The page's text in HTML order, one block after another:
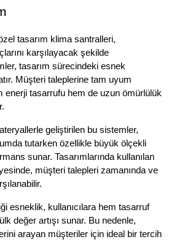
tasarım klima santralleri,
karşılayacak şekilde
tasarım sürecindeki esnek
Müşteri taleplerine tam uyum
enerji tasarrufu hem de uzun ömürlülük
geliştirilen bu sistemler,
tutarken özellikle büyük ölçekli
sunar. Tasarımlarında kullanılan
müşteri talepleri zamanında ve
esneklik, kullanıcılara hem tasarruf
değer artışı sunar. Bu nedenle,
arayan müşteriler için ideal bir tercih